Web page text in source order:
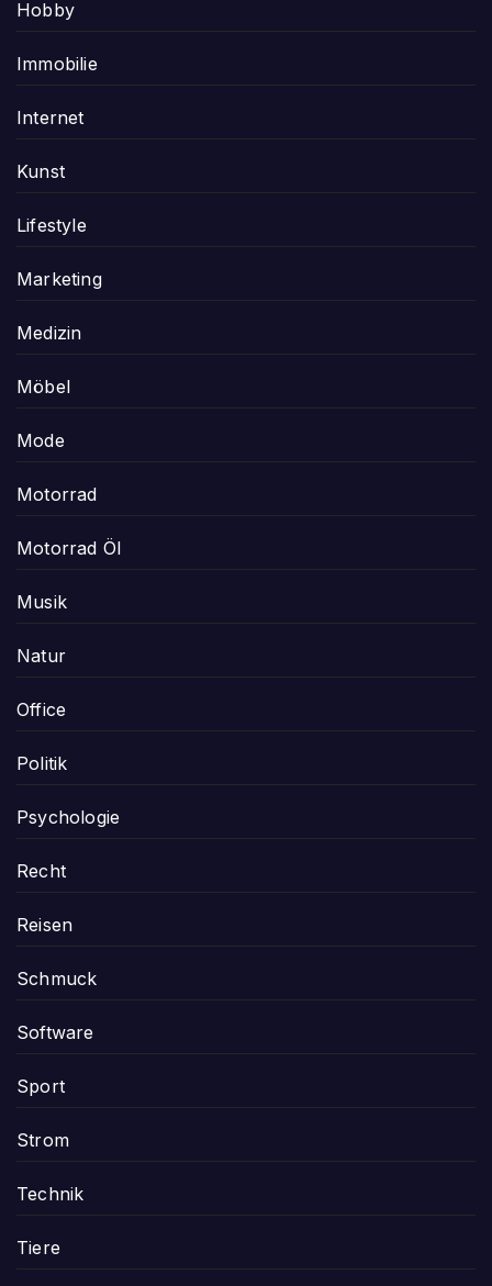
Hobby
Immobilie
Internet
Kunst
Lifestyle
Marketing
Medizin
Möbel
Mode
Motorrad
Motorrad Öl
Musik
Natur
Office
Politik
Psychologie
Recht
Reisen
Schmuck
Software
Sport
Strom
Technik
Tiere